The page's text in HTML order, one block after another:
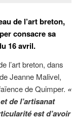
de l’art breton,
consacre sa
16 avril.
l’art breton, dans
Jeanne Malivel,
de Quimper. «
de l’artisanat
est d’avoir